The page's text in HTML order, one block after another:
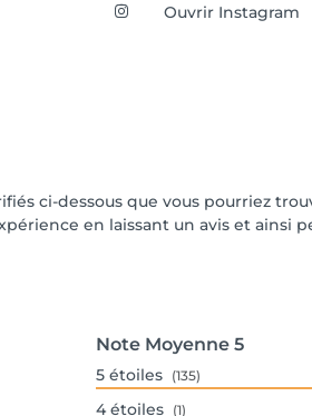
Ouvrir Instagram
ci-dessous que vous pourriez
en laissant un avis et ainsi
Note Moyenne 5
5 étoiles (135)
4 étoiles (1)